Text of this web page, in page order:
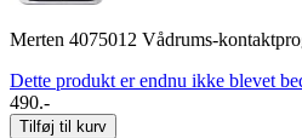
Merten 4075012 Vådrums-
Dette produkt er endnu ikke blevet
490.-
Tilføj til kurv